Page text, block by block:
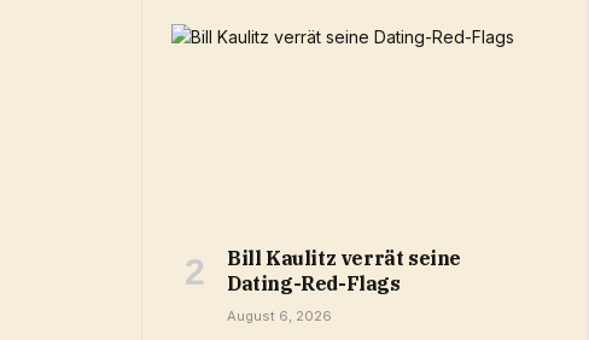
Bill Kaulitz verrät seine
Dating-Red-Flags
August 6, 2026